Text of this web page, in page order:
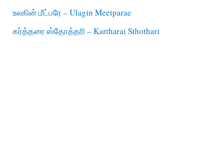
உலகின் மீட்பரே – Ulagin Meetparae
கர்த்தரை ஸ்தோத்தரி – Kartharai Sthothari